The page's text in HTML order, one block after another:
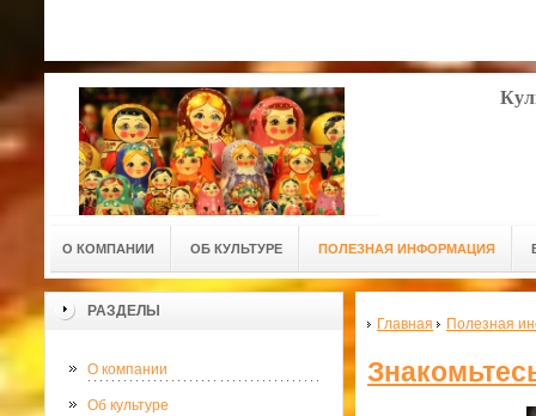
О КОМПАНИИ ОБ КУЛЬТУРЕ ПОЛЕЗНАЯ ИНФОРМАЦИЯ
РАЗДЕЛЫ
О компании
Об культуре
Главная Полезная